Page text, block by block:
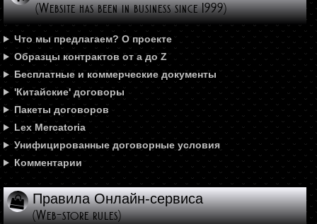
(Website has been in business since 1999)
Что мы предлагаем? О проекте
Образцы контрактов от а до Z
Бесплатные и коммерческие документы
'Китайские' договоры
Пакеты договоров
Lex Mercatoria
Унифицированные договорные условия
Комментарии
Правила Онлайн-сервиса
(Web-store rules)